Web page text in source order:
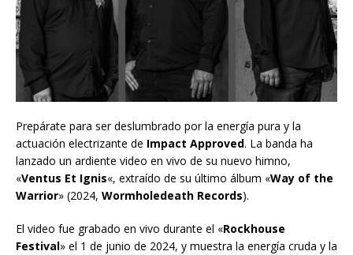
Prepárate para ser deslumbrado por la energía pura y la
actuación electrizante de Impact Approved. La banda ha
lanzado un ardiente video en vivo de su nuevo himno,
«Ventus Et Ignis«, extraído de su último álbum «Way of the
Warrior» (2024, Wormholedeath Records).
El video fue grabado en vivo durante el «Rockhouse
Festival» el 1 de junio de 2024, y muestra la energía cruda y la